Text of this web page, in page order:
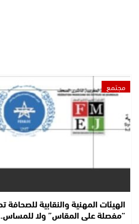
مجتمع
الهيئات المهنية والنقابية للصحافة
“مفصلة على المقاس” ولا